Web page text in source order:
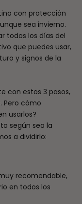
con protección
sea invierno.
todos los días del
que puedes usar,
y signos de la
con estos 3 pasos,
Pero cómo
usarlos?
según sea la
a dividirlo:
recomendable,
en todos los